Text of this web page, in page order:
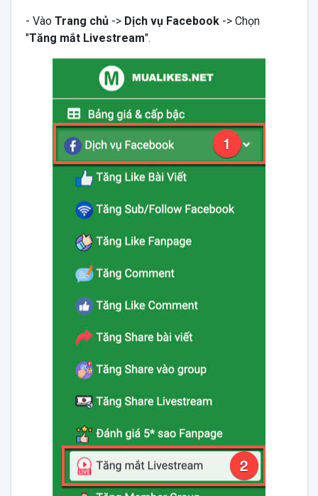
- Vào Trang chủ-> Dịch vụ Facebook-> Chọn
"Tăng mắt Livestream".